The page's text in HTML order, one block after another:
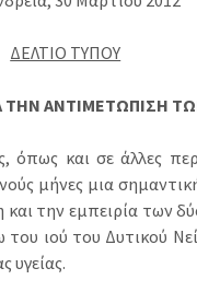
ΔΕΛΤΙΟ ΤΥΠΟΥ
ΤΗΝ ΑΝΤΙΜΕΤΩΠΙΣΗ
όπως και σε άλλες
μήνες μια
την εμπειρία των
ιού του Δυτικού
υγείας.